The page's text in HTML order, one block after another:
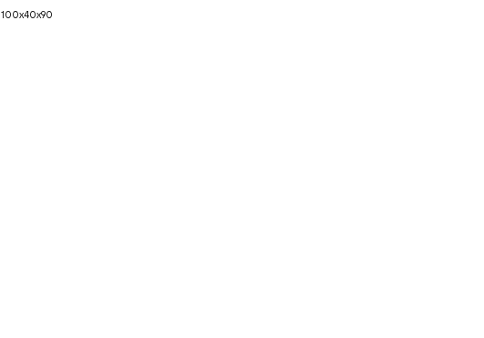
100x40x90